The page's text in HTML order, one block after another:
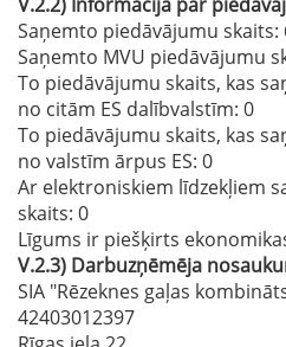
Saņemto piedāvājumu skaits:
Saņemto MVU piedāvājumu
To piedāvājumu skaits, kas
no citām ES dalībvalstīm: 0
To piedāvājumu skaits, kas
no valstīm ārpus ES: 0
Ar elektroniskiem līdzekļiem
skaits: 0
Līgums ir piešķirts
V.2.3) Darbuzņēmēja
SIA "Rēzeknes gaļas
42403012397